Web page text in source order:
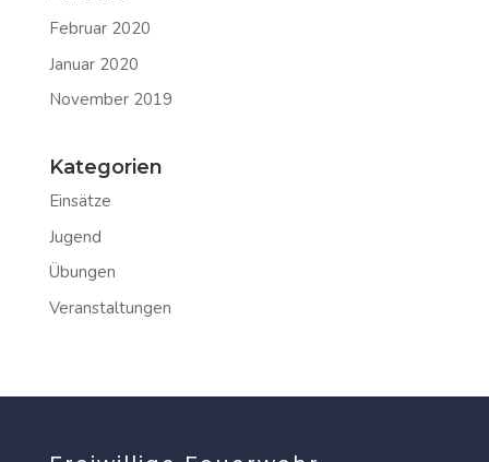
Februar 2020
Januar 2020
November 2019
Kategorien
Einsätze
Jugend
Übungen
Veranstaltungen